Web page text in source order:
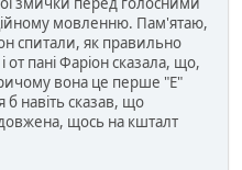
мовленню. Пам'ятаю,
спитали, як правильно
от пані Фаріон сказала, що,
вона це перше "Е"
навіть сказав, що
щось на кшталт